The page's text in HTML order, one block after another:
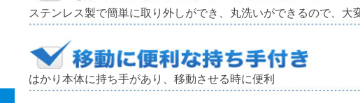
ステンレス製で簡単に取り外しができ、丸洗いができるので、大
はかり本体に持ち手があり、移動させる時に便利